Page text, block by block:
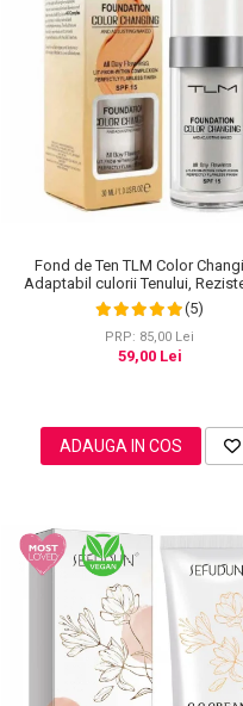
Fond de Ten TLM Color
Adaptabil culorii Tenului,
Transfer 16H, SPF 15, 30 ml
(5)
PRP: 85,00 Lei
59,00 Lei
ADAUGA IN COS